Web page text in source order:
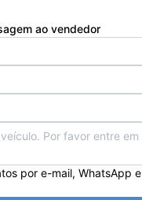
ao vendedor
por e-mail, WhatsApp e